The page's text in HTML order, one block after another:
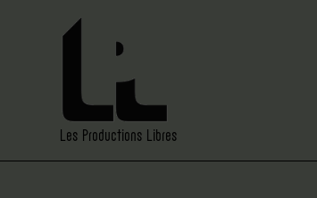
Les Productions Libres